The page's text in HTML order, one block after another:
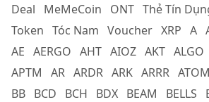
Deal
MeMeCoin ONT Thẻ Tín
Token Tóc Nam Voucher XRP A
AE AERGO AHT AIOZ AKT ALGO
APTM
AR ARDR ARK ARRR ATOM
BB BCD BCH BDX BEAM BELLS